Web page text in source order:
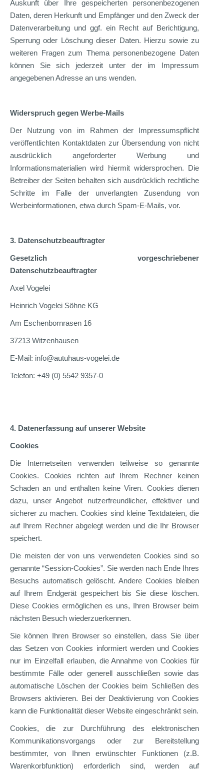
Auskunft über Ihre gespeicherten personenbezogenen
Daten, deren Herkunft und Empfänger und den Zweck der
Datenverarbeitung und ggf. ein Recht auf Berichtigung,
Sperrung oder Löschung dieser Daten. Hierzu sowie zu
weiteren Fragen zum Thema personenbezogene Daten
können Sie sich jederzeit unter der im Impressum
angegebenen Adresse an uns wenden.
Widerspruch gegen Werbe-Mails
Der Nutzung von im Rahmen der Impressumspflicht
veröffentlichten Kontaktdaten zur Übersendung von nicht
ausdrücklich angeforderter Werbung und
Informationsmaterialien wird hiermit widersprochen. Die
Betreiber der Seiten behalten sich ausdrücklich rechtliche
Schritte im Falle der unverlangten Zusendung von
Werbeinformationen, etwa durch Spam-E-Mails, vor.
3. Datenschutzbeauftragter
Gesetzlich vorgeschriebener
Datenschutzbeauftragter
Axel Vogelei
Heinrich Vogelei Söhne KG
Am Eschenbornrasen 16
37213 Witzenhausen
E-Mail: info@autuhaus-vogelei.de
Telefon: +49 (0) 5542 9357-0
4. Datenerfassung auf unserer Website
Cookies
Die Internetseiten verwenden teilweise so genannte
Cookies. Cookies richten auf Ihrem Rechner keinen
Schaden an und enthalten keine Viren. Cookies dienen
dazu, unser Angebot nutzerfreundlicher, effektiver und
sicherer zu machen. Cookies sind kleine Textdateien, die
auf Ihrem Rechner abgelegt werden und die Ihr Browser
speichert.
Die meisten der von uns verwendeten Cookies sind so
genannte “Session-Cookies”. Sie werden nach Ende Ihres
Besuchs automatisch gelöscht. Andere Cookies bleiben
auf Ihrem Endgerät gespeichert bis Sie diese löschen.
Diese Cookies ermöglichen es uns, Ihren Browser beim
nächsten Besuch wiederzuerkennen.
Sie können Ihren Browser so einstellen, dass Sie über
das Setzen von Cookies informiert werden und Cookies
nur im Einzelfall erlauben, die Annahme von Cookies für
bestimmte Fälle oder generell ausschließen sowie das
automatische Löschen der Cookies beim Schließen des
Browsers aktivieren. Bei der Deaktivierung von Cookies
kann die Funktionalität dieser Website eingeschränkt sein.
Cookies, die zur Durchführung des elektronischen
Kommunikationsvorgangs oder zur Bereitstellung
bestimmter, von Ihnen erwünschter Funktionen (z.B.
Warenkorbfunktion) erforderlich sind, werden auf